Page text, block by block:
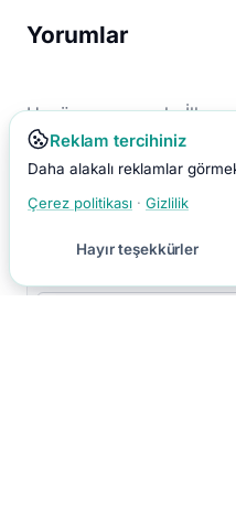
Yorumlar
Henüz yorum yok. İlk
Reklam tercihiniz
Daha alakalı reklamlar
Çerez politikası · Gizlilik
Hayır teşekkürler